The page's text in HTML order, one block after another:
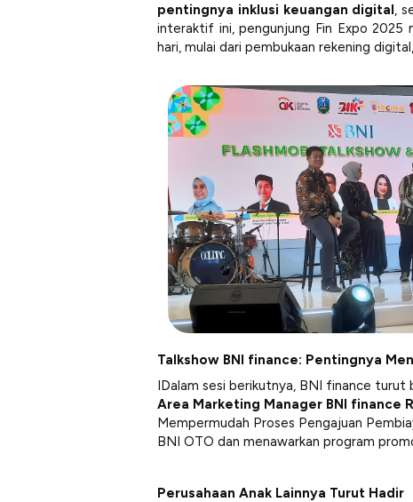
pentingnya inklusi keuangan digital,
interaktif ini, pengunjung Fin Expo 2025
hari, mulai dari pembukaan rekening
Talkshow BNI finance: Pentingnya
IDalam sesi berikutnya, BNI finance
Area Marketing Manager BNI finance
Mempermudah Proses Pengajuan
BNI OTO dan menawarkan program
Perusahaan Anak Lainnya Turut Hadir